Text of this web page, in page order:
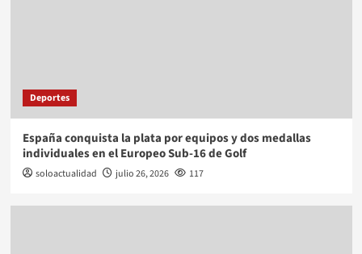
Deportes
España conquista la plata por equipos y dos medallas
individuales en el Europeo Sub-16 de Golf
soloactualidad julio 26, 2026 117